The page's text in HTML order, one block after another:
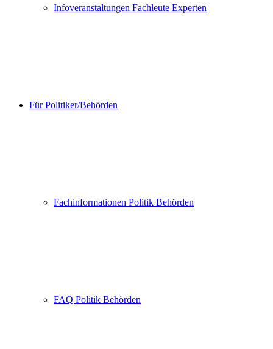
Infoveranstaltungen Fachleute Experten
Für Politiker/Behörden
Fachinformationen Politik Behörden
FAQ Politik Behörden